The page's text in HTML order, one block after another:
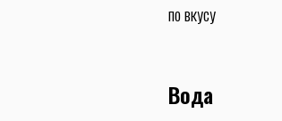
по вкусу
Вода